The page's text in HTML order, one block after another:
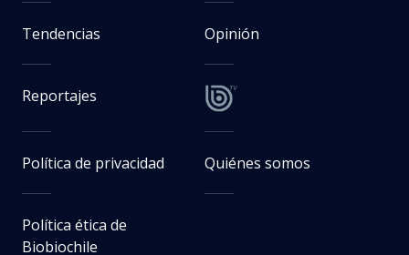
Tendencias Opinión
Reportajes
Política de privacidad Quiénes somos
Política ética de
Biobiochile